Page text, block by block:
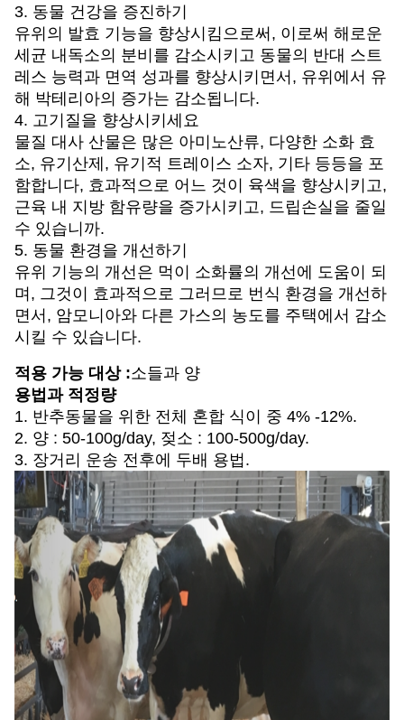
3. 동물 건강을 증진하기
유위의 발효 기능을 향상시킴으로써, 이로써 해로운
세균 내독소의 분비를 감소시키고 동물의 반대 스트
레스 능력과 면역 성과를 향상시키면서, 유위에서 유
해 박테리아의 증가는 감소됩니다.
4. 고기질을 향상시키세요
물질 대사 산물은 많은 아미노산류, 다양한 소화 효
소, 유기산제, 유기적 트레이스 소자, 기타 등등을 포
함합니다, 효과적으로 어느 것이 육색을 향상시키고,
근육 내 지방 함유량을 증가시키고, 드립손실을 줄일
수 있습니까.
5. 동물 환경을 개선하기
유위 기능의 개선은 먹이 소화률의 개선에 도움이 되
며, 그것이 효과적으로 그러므로 번식 환경을 개선하
면서, 암모니아와 다른 가스의 농도를 주택에서 감소
시킬 수 있습니다.
적용 가능 대상 :소들과 양
용법과 적정량
1. 반추동물을 위한 전체 혼합 식이 중 4% -12%.
2. 양 : 50-100g/day, 젖소 : 100-500g/day.
3. 장거리 운송 전후에 두배 용법.